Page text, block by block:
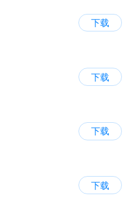
下载
下载
下载
下载